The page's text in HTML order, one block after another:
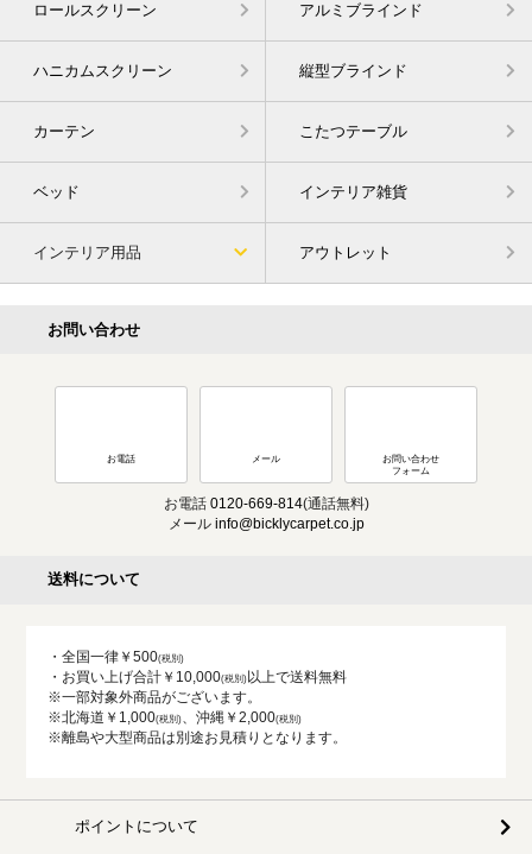
ロールスクリーン アルミブラインド
ハニカムスクリーン 縦型ブラインド
カーテン こたつテーブル
ベッド インテリア雑貨
インテリア用品 アウトレット
お問い合わせ
お電話 メール
お問い合わせ
フォーム
お電話 0120-669-814(通話無料)
メール info@bicklycarpet.co.jp
送料について
・全国一律￥500
・お買い上げ合計￥10,000
以上で送料無料
※一部対象外商品がございます。
※北海道￥1,000
、沖縄￥2,000
※離島や大型商品は別途お見積りとなります。
ポイントについて